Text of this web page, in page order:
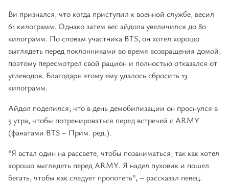
Ви признался, что когда приступил к военной службе, весил
61 килограмм. Однако затем вес айдола увеличился до 80
килограмм. По словам участника BTS, он хотел хорошо
выглядеть перед поклонниками во время возвращения домой,
поэтому пересмотрел свой рацион и полностью отказался от
углеводов. Благодаря этому ему удалось сбросить 13
килограмм.
Айдол поделился, что в день демобилизации он проснулся в
5 утра, чтобы потренироваться перед встречей с ARMY
(фанатами BTS – Прим. ред.).
"Я встал один на рассвете, чтобы позаниматься, так как хотел
хорошо выглядеть перед ARMY. Я надел пуховик и пошел
бегать, чтобы как следует пропотеть", – рассказал певец.